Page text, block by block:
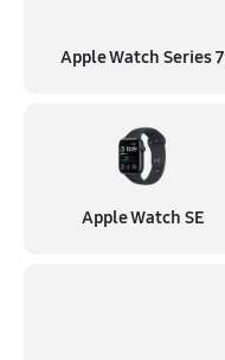
Apple Watch Series 7
Apple Watch SE